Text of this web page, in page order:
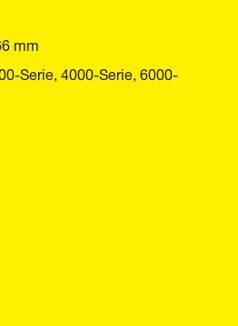
mm
Serie, 4000-Serie, 6000-